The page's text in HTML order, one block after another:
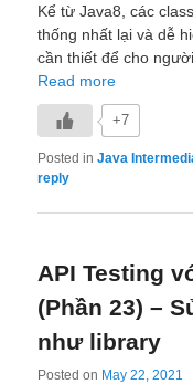
Kể từ Java8, các
thống nhất lại và dễ
cần thiết để cho
Read more
+7
Posted in Java
reply
API Testing
(Phần 23) –
như library
Posted on May 22, 2021